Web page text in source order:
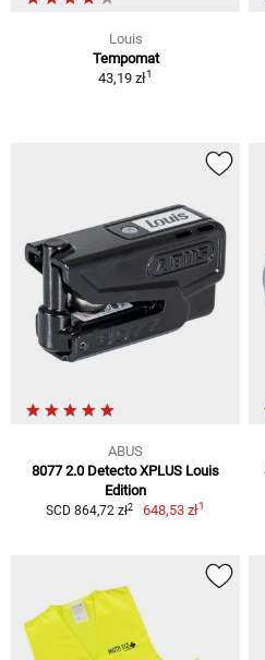
Louis
Tempomat
43,19 zł1
ABUS
8077 2.0 Detecto XPLUS Louis
Edition
SCD 864,72 zł2 648,53 zł1